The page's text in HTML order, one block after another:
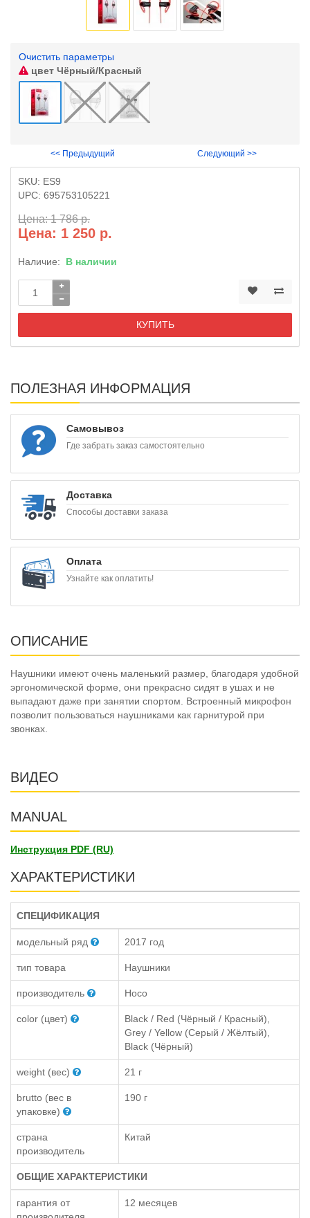
Очистить параметры
цвет Чёрный/Красный
<< Предыдущий Следующий >>
SKU: ES9
UPC: 695753105221
Цена: 1 786 р.
Цена: 1 250 р.
Наличие: В наличии
КУПИТЬ
ПОЛЕЗНАЯ ИНФОРМАЦИЯ
Самовывоз
Где забрать заказ самостоятельно
Доставка
Способы доставки заказа
Оплата
Узнайте как оплатить!
ОПИСАНИЕ
Наушники имеют очень маленький размер, благодаря удобной
эргономической форме, они прекрасно сидят в ушах и не
выпадают даже при занятии спортом. Встроенный микрофон
позволит пользоваться наушниками как гарнитурой при
звонках.
ВИДЕО
MANUAL
Инструкция PDF (RU)
ХАРАКТЕРИСТИКИ
СПЕЦИФИКАЦИЯ
модельный ряд 2017 год
тип товара Наушники
производитель Hoco
color (цвет)
Black / Red (Чёрный / Красный),
Grey / Yellow (Серый / Жёлтый),
Black (Чёрный)
weight (вес) 21 г
brutto (вес в
упаковке)
190 г
страна
производитель
Китай
ОБЩИЕ ХАРАКТЕРИСТИКИ
гарантия от
12 месяцев